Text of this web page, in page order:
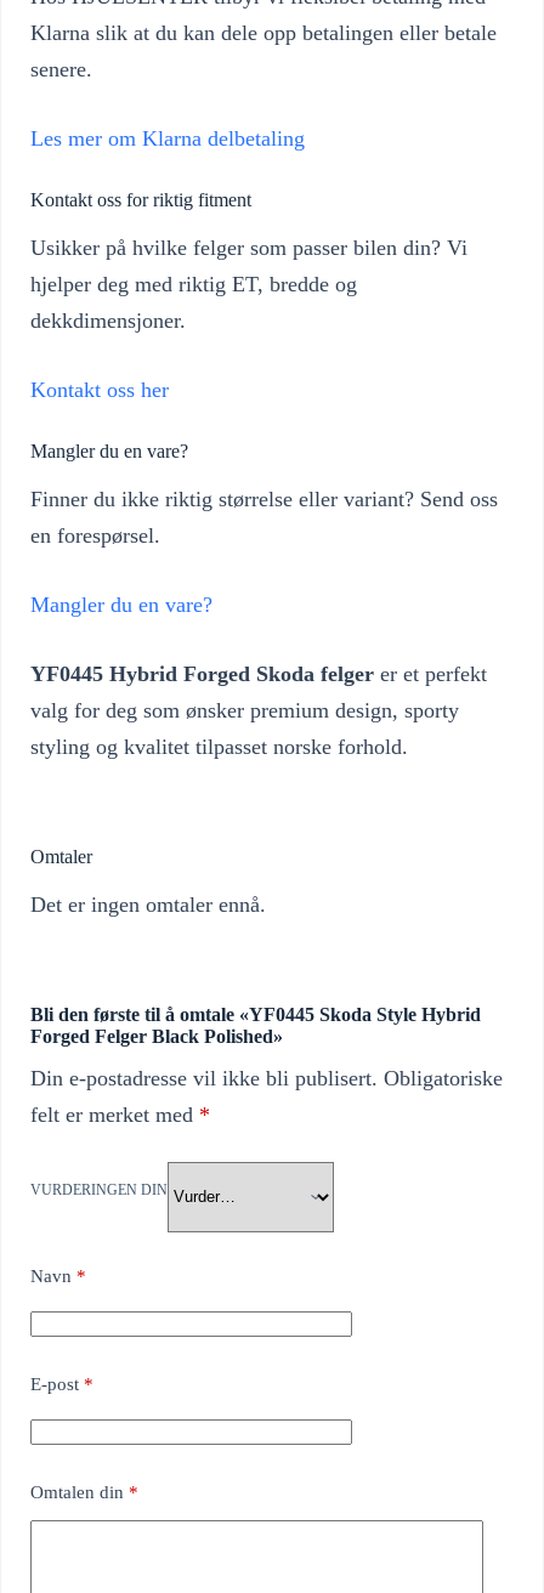
Klarna slik at du kan dele opp betalingen eller betale
senere.
Les mer om Klarna delbetaling
Kontakt oss for riktig fitment
Usikker på hvilke felger som passer bilen din? Vi
hjelper deg med riktig ET, bredde og
dekkdimensjoner.
Kontakt oss her
Mangler du en vare?
Finner du ikke riktig størrelse eller variant? Send oss
en forespørsel.
Mangler du en vare?
YF0445 Hybrid Forged Skoda felger er et perfekt
valg for deg som ønsker premium design, sporty
styling og kvalitet tilpasset norske forhold.
Omtaler
Det er ingen omtaler ennå.
Bli den første til å omtale «YF0445 Skoda Style Hybrid
Forged Felger Black Polished»
Din e-postadresse vil ikke bli publisert. Obligatoriske
felt er merket med *
VURDERINGEN DIN
Navn *
E-post *
Omtalen din *